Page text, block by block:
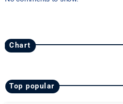
Chart
Top popular